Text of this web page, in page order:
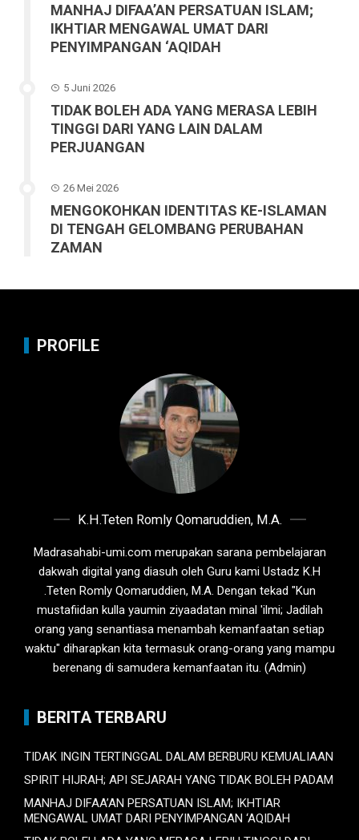
MANHAJ DIFAA’AN PERSATUAN ISLAM;
IKHTIAR MENGAWAL UMAT DARI
PENYIMPANGAN ‘AQIDAH
5 Juni 2026
TIDAK BOLEH ADA YANG MERASA LEBIH
TINGGI DARI YANG LAIN DALAM
PERJUANGAN
26 Mei 2026
MENGOKOHKAN IDENTITAS KE-ISLAMAN
DI TENGAH GELOMBANG PERUBAHAN
ZAMAN
PROFILE
K.H.Teten Romly Qomaruddien, M.A.
Madrasahabi-umi.com merupakan sarana pembelajaran
dakwah digital yang diasuh oleh Guru kami Ustadz K.H
.Teten Romly Qomaruddien, M.A. Dengan tekad "Kun
mustafiidan kulla yaumin ziyaadatan minal 'ilmi; Jadilah
orang yang senantiasa menambah kemanfaatan setiap
waktu" diharapkan kita termasuk orang-orang yang mampu
berenang di samudera kemanfaatan itu. (Admin)
BERITA TERBARU
TIDAK INGIN TERTINGGAL DALAM BERBURU KEMUALIAAN
SPIRIT HIJRAH; API SEJARAH YANG TIDAK BOLEH PADAM
MANHAJ DIFAA’AN PERSATUAN ISLAM; IKHTIAR
MENGAWAL UMAT DARI PENYIMPANGAN ‘AQIDAH